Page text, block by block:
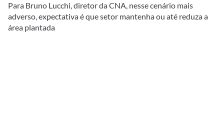
Para Bruno Lucchi, diretor da CNA, nesse cenário mais
adverso, expectativa é que setor mantenha ou até reduza a
área plantada